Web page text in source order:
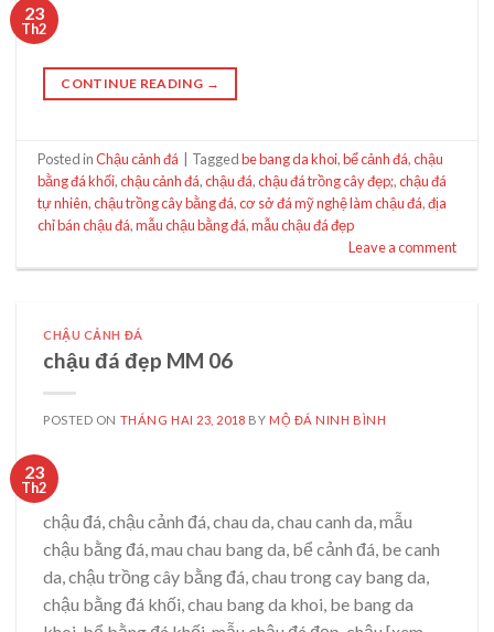
23
Th2
CONTINUE READING →
Posted inChậu cảnh đá Taggedbe bang da khoi,bể cảnh đá,chậu
bằng đá khối,chậu cảnh đá,chậu đá,chậu đá trồng cây đẹp;,chậu đá
tự nhiên,chậu trồng cây bằng đá,cơ sở đá mỹ nghệ làm chậu đá,địa
chỉ bán chậu đá,mẫu chậu bằng đá,mẫu chậu đá đẹp
Leave a comment
CHẬU CẢNH ĐÁ
chậu đá đẹp MM 06
POSTED ON THÁNG HAI 23, 2018 BY MỘ ĐÁ NINH BÌNH
23
Th2
chậu đá, chậu cảnh đá, chau da, chau canh da, mẫu
chậu bằng đá, mau chau bang da, bể cảnh đá, be canh
da, chậu trồng cây bằng đá, chau trong cay bang da,
chậu bằng đá khối, chau bang da khoi, be bang da